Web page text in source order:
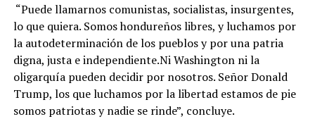
“Puede llamarnos comunistas, socialistas, insurgentes,
lo que quiera. Somos hondureños libres, y luchamos por
la autodeterminación de los pueblos y por una patria
digna, justa e independiente.Ni Washington ni la
oligarquía pueden decidir por nosotros. Señor Donald
Trump, los que luchamos por la libertad estamos de pie
somos patriotas y nadie se rinde”, concluye.